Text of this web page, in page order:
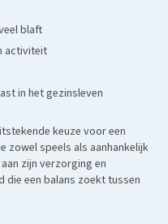
blaft
activiteit
in het gezinsleven
keuze voor een
zowel speels als aanhankelijk
zijn verzorging en
die een balans zoekt tussen